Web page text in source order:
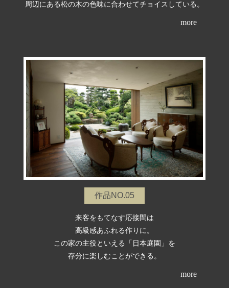
周辺にある松の木の色味に合わせてチョイスしている。
more
作品NO.05
来客をもてなす応接間は
高級感あふれる作りに。
この家の主役といえる「日本庭園」を
存分に楽しむことができる。
more